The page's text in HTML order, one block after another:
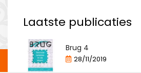
Laatste publicaties
Brug 4
28/11/2019